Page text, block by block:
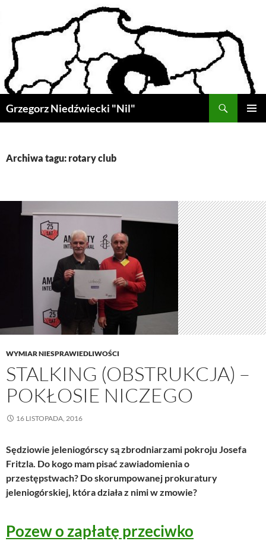
treści
Grzegorz Niedźwiecki "Nil"
Archiwa tagu: rotary club
WYMIAR NIESPRAWIEDLIWOŚCI
STALKING (OBSTRUKCJA) –
POKŁOSIE NICZEGO
16 LISTOPADA, 2016
Sędziowie jeleniogórscy są zbrodniarzami pokroju Josefa
Fritzla. Do kogo mam pisać zawiadomienia o
przestępstwach? Do skorumpowanej prokuratury
jeleniogórskiej, która działa z nimi w zmowie?
Pozew o zapłatę przeciwko